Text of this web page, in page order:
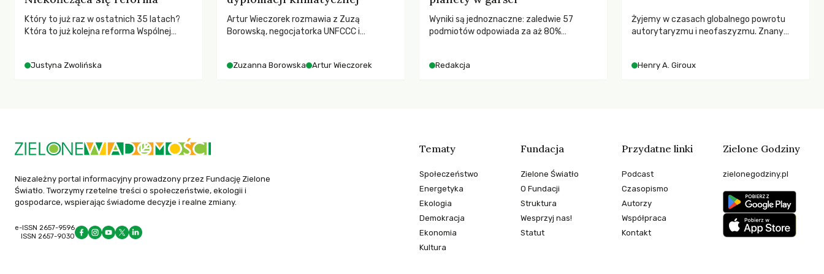
Który to już raz w ostatnich 35 latach?
Która to już kolejna reforma Wspólnej
społeczne?
Justyna Zwolińska
Artur Wieczorek rozmawia z Zuzą
Borowską, negocjatorka UNFCCC i
ruchach klimatycznych
Zuzanna Borowska Artur Wieczorek
Wyniki są jednoznaczne: zaledwie 57
podmiotów odpowiada za aż 80%
Redakcja
Żyjemy w czasach globalnego powrotu
autorytaryzmu i neofaszyzmu. Znany
społeczeństwo. Czy współczesne
Henry A. Giroux
Niezależny portal informacyjny prowadzony przez Fundację Zielone
Światło. Tworzymy rzetelne treści o społeczeństwie, ekologii i
gospodarce, wspierając świadome decyzje i realne zmiany.
e-ISSN 2657-9596
ISSN 2657-9030
Tematy
Społeczeństwo
Energetyka
Ekologia
Demokracja
Ekonomia
Kultura
Fundacja
Zielone Światło
O Fundacji
Struktura
Wesprzyj nas!
Statut
Przydatne linki
Podcast
Czasopismo
Autorzy
Współpraca
Kontakt
Zielone Godziny
zielonegodziny.pl